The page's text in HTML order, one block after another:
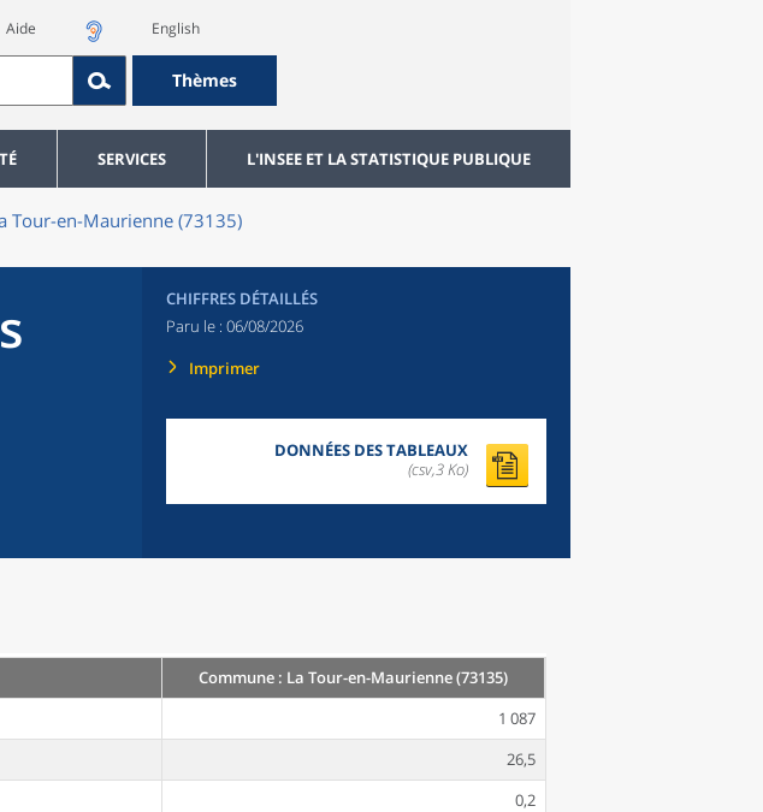
Aide English
Thèmes
SERVICES L'INSEE ET LA STATISTIQUE PUBLIQUE
Tour-en-Maurienne (73135)
CHIFFRES DÉTAILLÉS
Paru le : 06/08/2026
Imprimer
DONNÉES DES TABLEAUX
(csv,3 Ko)
Commune : La Tour-en-Maurienne (73135)
1 087
26,5
0,2